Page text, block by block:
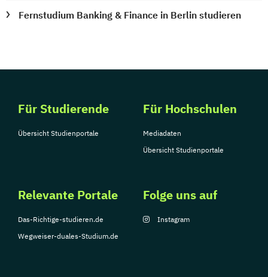
Fernstudium Banking & Finance in Berlin studieren
Für Studierende
Übersicht Studienportale
Für Hochschulen
Mediadaten
Übersicht Studienportale
Relevante Portale
Das-Richtige-studieren.de
Wegweiser-duales-Studium.de
Folge uns auf
Instagram